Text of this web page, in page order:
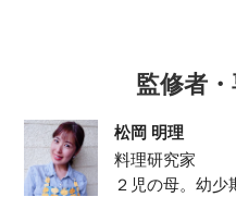
監修者
松岡 明理
料理研究家
２児の母。幼